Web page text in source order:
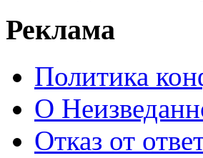
Реклама
Политика
О
Отказ от